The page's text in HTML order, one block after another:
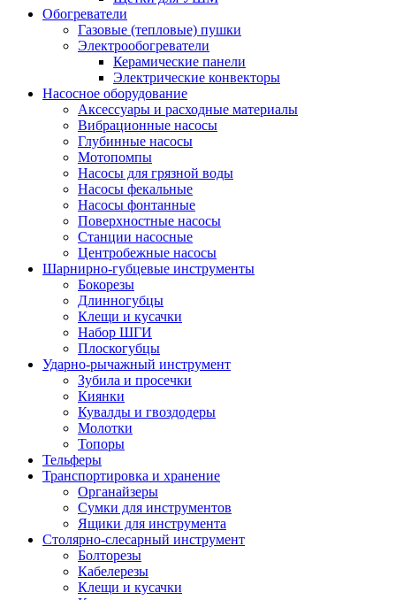
Обогреватели
Газовые (тепловые) пушки
Электрообогреватели
Керамические панели
Электрические конвекторы
Насосное оборудование
Аксессуары и расходные материалы
Вибрационные насосы
Глубинные насосы
Мотопомпы
Насосы для грязной воды
Насосы фекальные
Насосы фонтанные
Поверхностные насосы
Станции насосные
Центробежные насосы
Шарнирно-губцевые инструменты
Бокорезы
Длинногубцы
Клещи и кусачки
Набор ШГИ
Плоскогубцы
Ударно-рычажный инструмент
Зубила и просечки
Киянки
Кувалды и гвоздодеры
Молотки
Топоры
Тельферы
Транспортировка и хранение
Органайзеры
Сумки для инструментов
Ящики для инструмента
Столярно-слесарный инструмент
Болторезы
Кабелерезы
Клещи и кусачки